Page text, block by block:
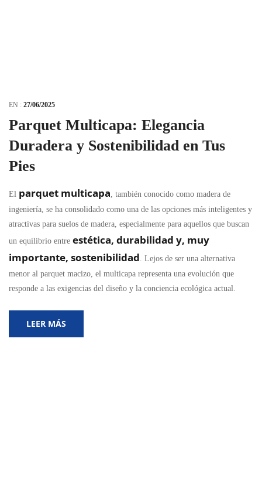
EN : 27/06/2025
Parquet Multicapa: Elegancia
Duradera y Sostenibilidad en Tus
Pies
El parquet multicapa , también conocido como madera de
ingeniería, se ha consolidado como una de las opciones más inteligentes y
atractivas para suelos de madera, especialmente para aquellos que buscan
un equilibrio entre estética, durabilidad y, muy
importante, sostenibilidad . Lejos de ser una alternativa
menor al parquet macizo, el multicapa representa una evolución que
responde a las exigencias del diseño y la conciencia ecológica actual.
LEER MÁS